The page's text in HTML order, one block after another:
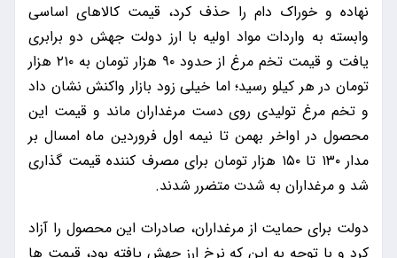
نهاده و خوراک دام را حذف کرد، قیمت کالاهای اساسی
وابسته به واردات مواد اولیه با ارز دولت جهش دو برابری
یافت و قیمت تخم مرغ از حدود ۹۰ هزار تومان به ۲۱۰ هزار
تومان در هر کیلو رسید؛ اما خیلی زود بازار واکنش نشان داد
و تخم‎ مرغ تولیدی روی دست مرغداران ماند و قیمت این
محصول در اواخر بهمن تا نیمه اول فروردین ماه امسال بر
مدار ۱۳۰ تا ۱۵۰ هزار تومان برای مصرف کننده قیمت گذاری
شد و مرغداران به شدت متضرر شدند.
دولت برای حمایت از مرغداران، صادرات این محصول را آزاد
کرد و با توجه به این که نرخ ارز جهش یافته بود، قیمت ها